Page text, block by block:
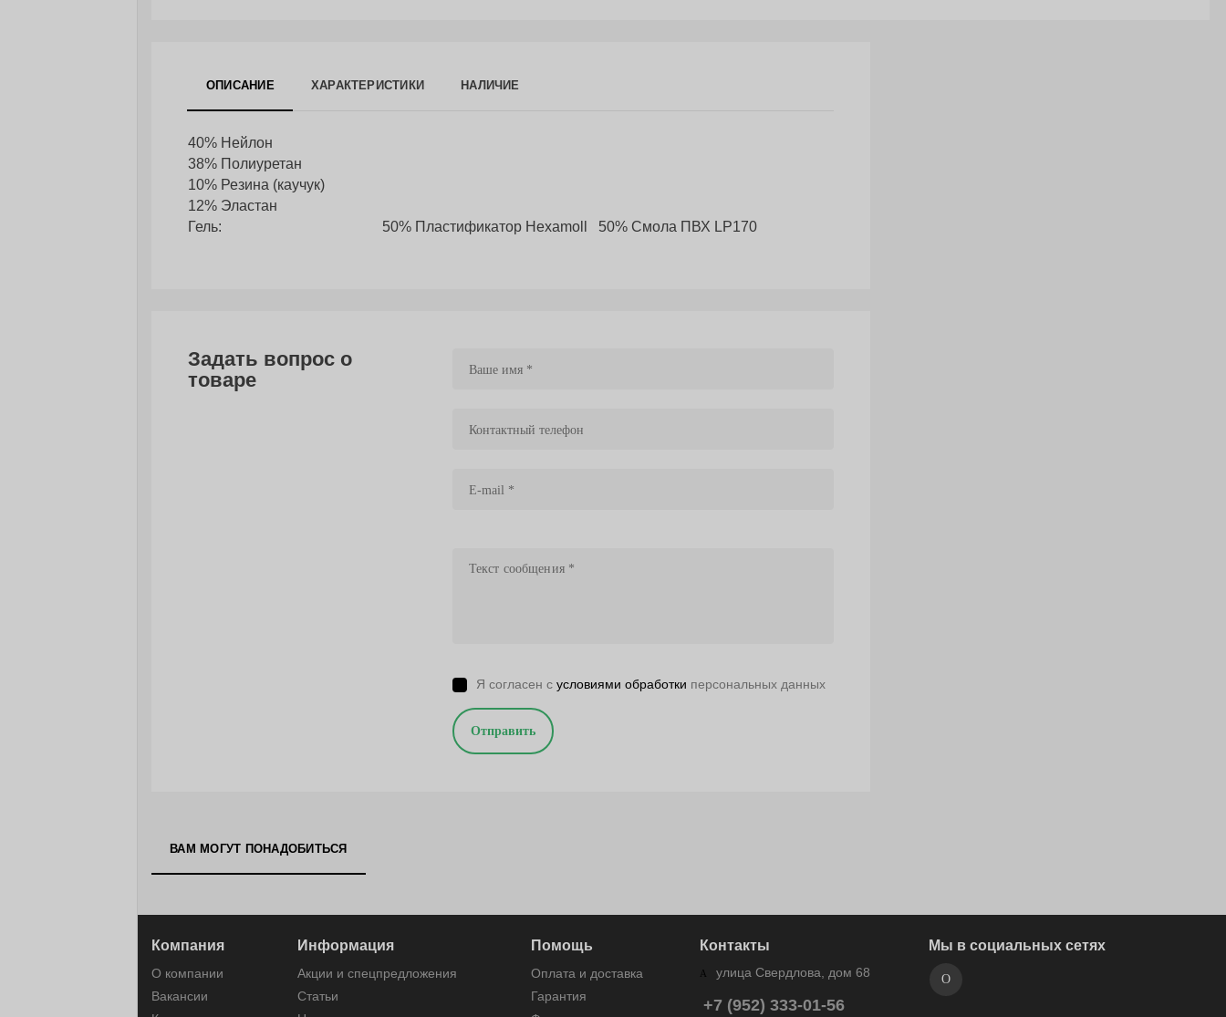
ОПИСАНИЕ ХАРАКТЕРИСТИКИ НАЛИЧИЕ
40% Нейлон
38% Полиуретан
10% Резина (каучук)
12% Эластан
Гель: 50% Пластификатор Hexamoll 50% Смола ПВХ LP170
Задать вопрос о
товаре
Я согласен с условиями обработки персональных данных
Отправить
ВАМ МОГУТ ПОНАДОБИТЬСЯ
Компания
О компании
Вакансии
Информация
Акции и спецпредложения
Статьи
Помощь
Оплата и доставка
Гарантия
Контакты
улица Свердлова, дом 68
+7 (952) 333-01-56
Мы в социальных сетях